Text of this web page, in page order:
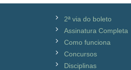
2ª via do boleto
Assinatura Completa
Como funciona
Concursos
Disciplinas